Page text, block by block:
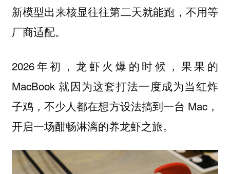
新模型出来核显往往第二天就能跑，不用等
厂商适配。
2026年初，龙虾火爆的时候，果果的
MacBook 就因为这套打法一度成为当红炸
子鸡，不少人都在想方设法搞到一台 Mac，
开启一场酣畅淋漓的养龙虾之旅。